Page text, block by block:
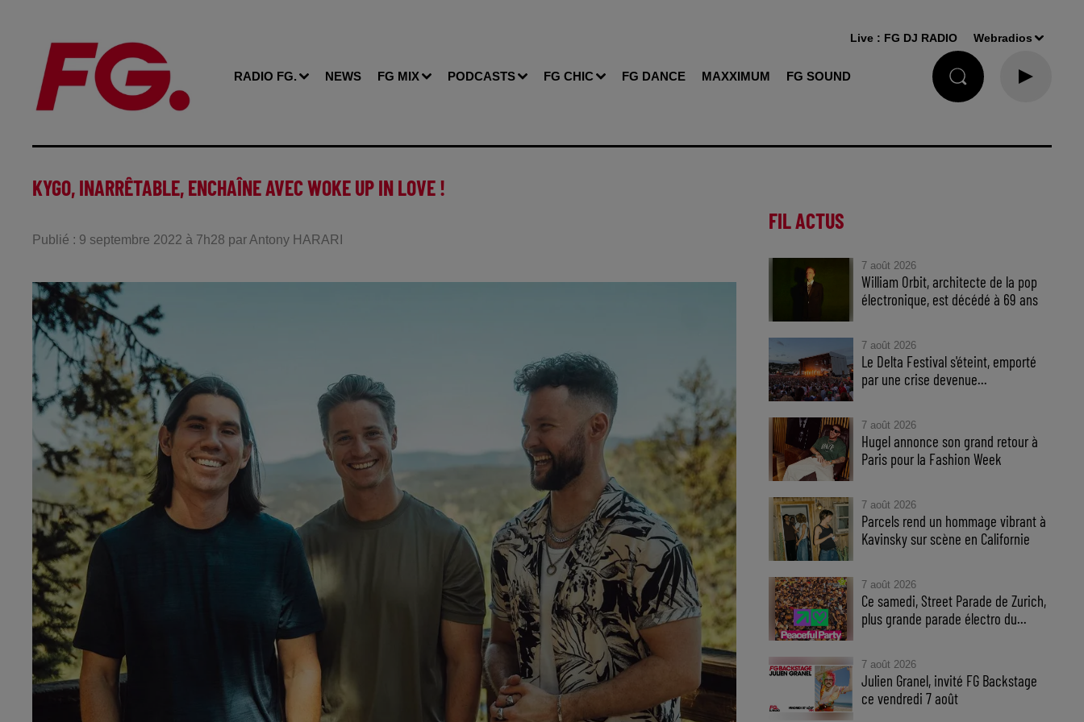
RADIO FG. NEWS FG MIX PODCASTS FG CHIC FG DANCE MAXXIMUM FG SOUND
Live : FG DJ RADIO Webradios
KYGO, INARRÊTABLE, ENCHAÎNE AVEC WOKE UP IN LOVE !
Publié : 9 septembre 2022 à 7h28 par Antony HARARI
FIL ACTUS
7 août 2026
William Orbit, architecte de la pop
électronique, est décédé à 69 ans
7 août 2026
Le Delta Festival s'éteint, emporté
par une crise devenue...
7 août 2026
Hugel annonce son grand retour à
Paris pour la Fashion Week
7 août 2026
Parcels rend un hommage vibrant à
Kavinsky sur scène en Californie
7 août 2026
Ce samedi, Street Parade de Zurich,
plus grande parade électro du...
7 août 2026
Julien Granel, invité FG Backstage
ce vendredi 7 août